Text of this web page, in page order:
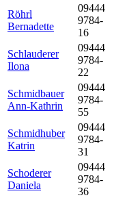
Röhrl
Bernadette
09444
9784-
16
Schlauderer
Ilona
09444
9784-
22
Schmidbauer
Ann-Kathrin
09444
9784-
55
Schmidhuber
Katrin
09444
9784-
31
Schoderer
Daniela
09444
9784-
36